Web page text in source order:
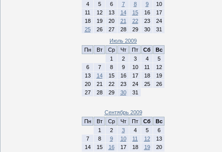
4
5 6 7 8 9
10
11
12 13 14 15 16
17
18
19 20 21 22 23
24
25
26 27 28 29 30
31
Июль 2009
Пн
Вт Ср Чт Пт Сб
Вс
1
2 3 4
5
6
7 8 9 10 11
12
13
14 15 16 17 18
19
20
21 22 23 24 25
26
27
28 29 30 31
Сентябрь 2009
Пн
Вт Ср Чт Пт Сб
Вс
1
2 3 4 5
6
7
8 9 10 11 12
13
14
15 16 17 18 19
20